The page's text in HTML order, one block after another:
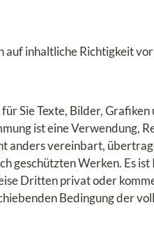
inhaltliche Richtigkeit
Sie Texte, Bilder,
ist eine Verwendung,
anders vereinbart,
geschützten Werken. Es
Dritten privat oder
Bedingung der